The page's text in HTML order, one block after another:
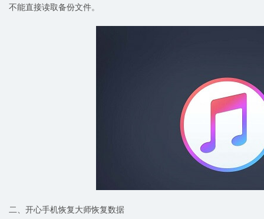
不能直接读取备份文件。
二、开心手机恢复大师恢复数据